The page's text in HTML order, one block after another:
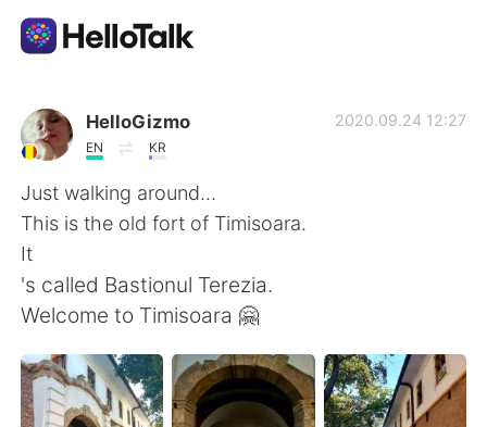
แอปแลกเปลี่ยนทางภาษา
AI Grammar Checker
ไทย
English 简体中文
繁體中文 Español
HelloGizmo
EN KR
2020.09.24 12:27
Just walking around...
This is the old fort of Timisoara.
It
's called Bastionul Terezia.
Welcome to Timisoara 🤗